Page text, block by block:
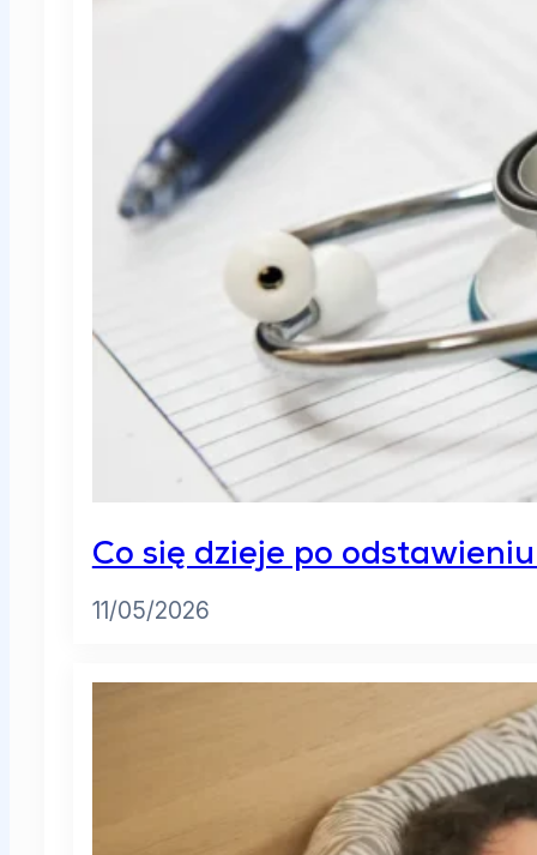
Co się dzieje po
11/05/2026